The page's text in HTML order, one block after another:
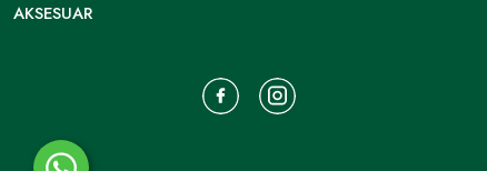
AKSESUAR